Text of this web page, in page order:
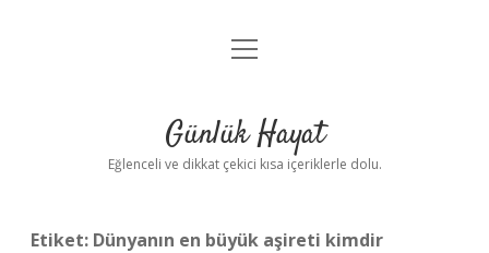
Anasayfa
Yasal Uyarı
menüyü
Günlük Hayat
Eğlenceli ve dikkat çekici kısa içeriklerle dolu.
Etiket: Dünyanın en büyük aşireti kimdir